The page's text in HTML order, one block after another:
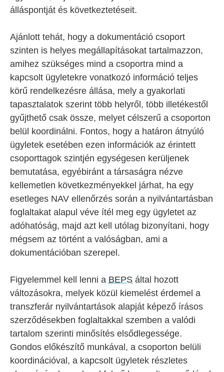
álláspontját és következtetéseit.
Ajánlott tehát, hogy a dokumentáció csoport
szinten is helyes megállapításokat tartalmazzon,
amihez szükséges mind a csoportra mind a
kapcsolt ügyletekre vonatkozó információ teljes
körű rendelkezésre állása, mely a gyakorlati
tapasztalatok szerint több helyről, több illetékestől
gyűjthető csak össze, melyet célszerű a csoporton
belül koordinálni. Fontos, hogy a határon átnyúló
ügyletek esetében ezen információk az érintett
csoporttagok szintjén egységesen kerüljenek
bemutatása, egyébiránt a társaságra nézve
kellemetlen következményekkel járhat, ha egy
esetleges NAV ellenőrzés során a nyilvántartásban
foglaltakat alapul véve ítél meg egy ügyletet az
adóhatóság, majd azt kell utólag bizonyítani, hogy
mégsem az történt a valóságban, ami a
dokumentációban szerepel.
Figyelemmel kell lenni a BEPS által hozott
változásokra, melyek közül kiemelést érdemel a
transzferár nyilvántartások alapját képező írásos
szerződésekben foglaltakkal szemben a valódi
tartalom szerinti minősítés elsődlegessége.
Gondos előkészítő munkával, a csoporton belüli
koordinációval, a kapcsolt ügyletek részletes